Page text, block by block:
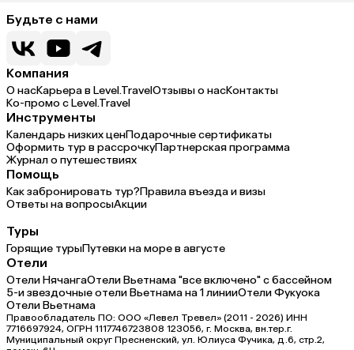
Будьте с нами
Компания
О насКарьера в Level.TravelОтзывы о насКонтакты
Ко-промо с Level.Travel
Инструменты
Календарь низких ценПодарочные сертификаты
Оформить тур в рассрочкуПартнерская программа
Журнал о путешествиях
Помощь
Как забронировать тур?Правила въезда и визы
Ответы на вопросыАкции
Туры
Горящие турыПутевки на море в августе
Отели
Отели НячангаОтели Вьетнама "все включено" с бассейном
5-и звездочные отели Вьетнама на 1 линииОтели Фукуока
Отели Вьетнама
Правообладатель ПО: ООО «Левел Тревел» (2011 - 2026) ИНН
7716697924, ОГРН 1117746723808 123056, г. Москва, вн.тер.г.
Муниципальный округ Пресненский, ул. Юлиуса Фучика, д.6, стр.2,